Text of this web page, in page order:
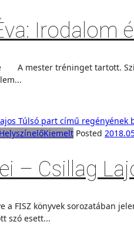
Irodalom
A mester tréninget tartott.
HelyszínelőKiemelt Posted
– Csillag
a FISZ könyvek sorozatában
szó esett...